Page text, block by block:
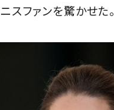
スファンを驚かせた。